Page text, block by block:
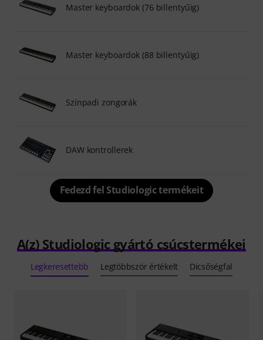
Master keyboardok (76 billentyűig)
Master keyboardok (88 billentyűig)
Színpadi zongorák
DAW kontrollerek
Fedezd fel Studiologic termékeit
A(z) Studiologic gyártó csúcstermékei
Legkeresettebb Legtöbbször értékelt Dicsőségfal